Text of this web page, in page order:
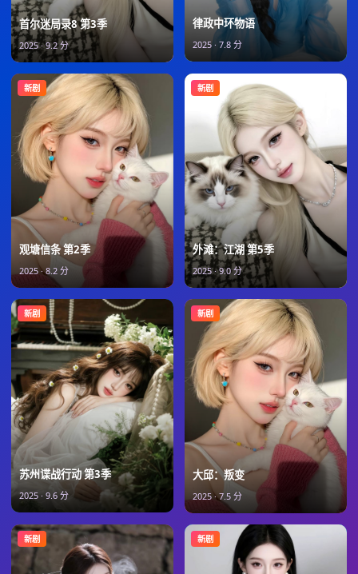
首尔迷局录8 第3季
2025·9.2分
律政中环物语
2025· 7.8 分
新剧
观塘信条 第2季
2025 ·8.2 分
新剧
外滩：江湖 第5季
2025·9.0分
新剧
苏州谍战行动 第3季
2025 · 9.6 分
新剧
大邱：叛变
2025 ·7.5 分
新剧 新剧